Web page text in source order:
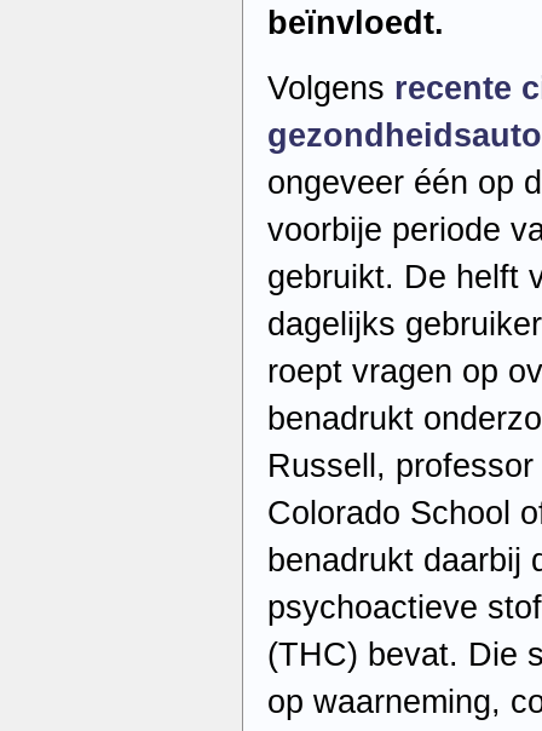
beïnvloedt.
Volgens recente
ongeveer één op
voorbije periode
gebruikt. De helft
dagelijks
roept vragen op
benadrukt
Russell,
Colorado School
benadrukt daarbij
psychoactieve
(THC) bevat. Die
op waarneming,